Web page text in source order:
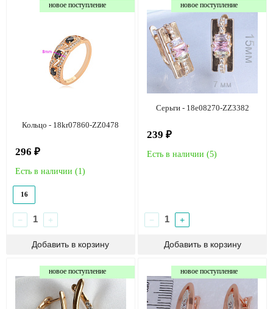
новое поступление
Кольцо - 18kr07860-ZZ0478
296 ₽
Есть в наличии (1)
16
− +
новое поступление
Серьги - 18e08270-ZZ3382
239 ₽
Есть в наличии (5)
− +
новое поступление новое поступление